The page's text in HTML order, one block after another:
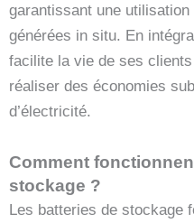
garantissant une
générées in situ. En
facilite la vie de ses
réaliser des économies
d’électricité.
Comment
stockage ?
Les batteries de stockage